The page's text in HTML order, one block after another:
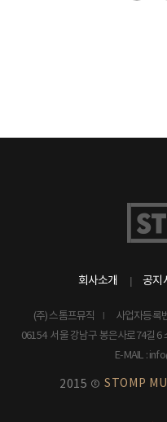
회사소개 공지
(주) 스톰프뮤직 사업자등록
06154 서울 강남구 봉은사로74길 6
E-MAIL :
2015 © STOMP